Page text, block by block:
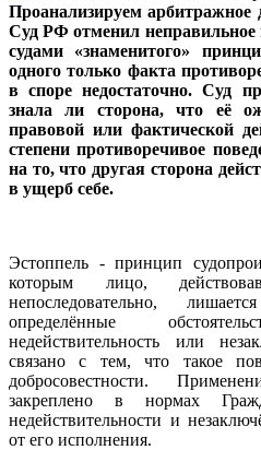
Проанализируем
Суд РФ отменил
судами «знаменитого»
одного только факта
в споре недостаточно. Суд
знала ли сторона, что её
правовой или фактической
степени противоречивое
на то, что другая сторона
в ущерб себе.
Эстоппель - принцип
которым лицо,
непоследовательно,
определённые
недействительность или
связано с тем, что такое
добросовестности.
закреплено в нормах
недействительности и
от его исполнения.